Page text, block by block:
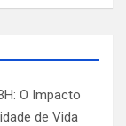
O Impacto
de Vida